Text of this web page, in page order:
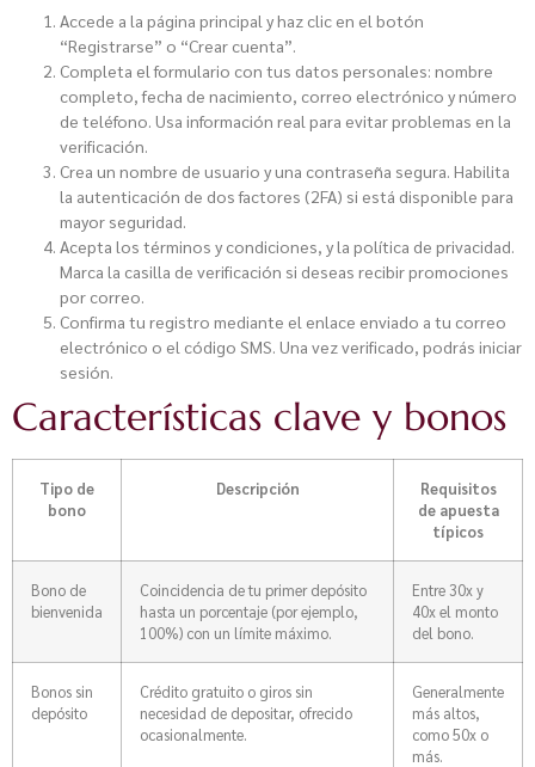
Accede a la página principal y haz clic en el botón
“Registrarse” o “Crear cuenta”.
Completa el formulario con tus datos personales: nombre
completo, fecha de nacimiento, correo electrónico y número
de teléfono. Usa información real para evitar problemas en la
verificación.
Crea un nombre de usuario y una contraseña segura. Habilita
la autenticación de dos factores (2FA) si está disponible para
mayor seguridad.
Acepta los términos y condiciones, y la política de privacidad.
Marca la casilla de verificación si deseas recibir promociones
por correo.
Confirma tu registro mediante el enlace enviado a tu correo
electrónico o el código SMS. Una vez verificado, podrás iniciar
sesión.
Características clave y bonos
Tipo de
bono
Descripción
Requisitos
de apuesta
típicos
Bono de
bienvenida
Coincidencia de tu primer depósito
hasta un porcentaje (por ejemplo,
100%) con un límite máximo.
Entre 30x y
40x el monto
del bono.
Bonos sin
depósito
Crédito gratuito o giros sin
necesidad de depositar, ofrecido
ocasionalmente.
Generalmente
más altos,
como 50x o
más.